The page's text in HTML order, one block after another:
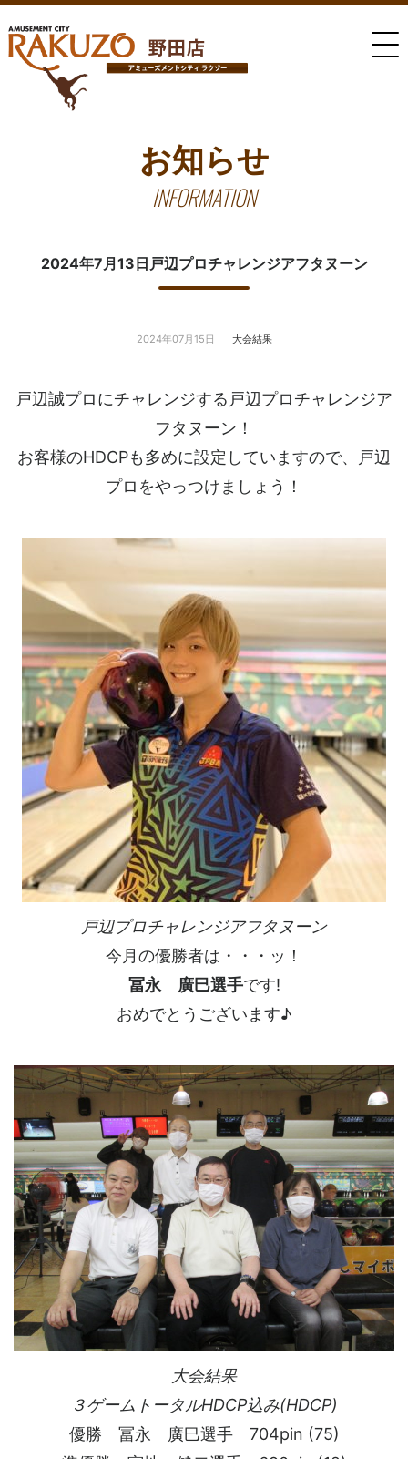
お知らせ
INFORMATION
2024年7月13日戸辺プロチャレンジアフタヌーン
2024年07月15日 大会結果
戸辺誠プロにチャレンジする戸辺プロチャレンジア
フタヌーン！
お客様のHDCPも多めに設定していますので、戸辺
プロをやっつけましょう！
戸辺プロチャレンジアフタヌーン
今月の優勝者は・・・ッ！
冨永 廣巳選手です!
おめでとうございます♪
大会結果
３ゲームトータルHDCP込み(HDCP)
優勝 冨永 廣巳選手 704pin (75)